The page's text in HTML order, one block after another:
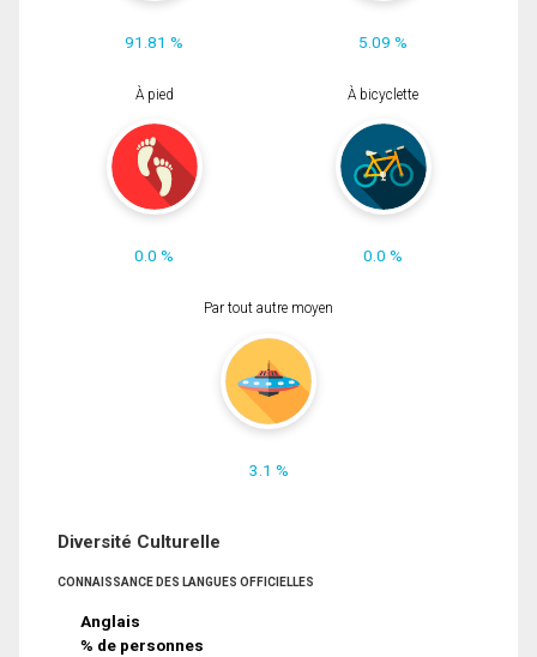
91.81 % 5.09 %
À pied
0.0 %
À bicyclette
0.0 %
Par tout autre moyen
3.1 %
Diversité Culturelle
CONNAISSANCE DES LANGUES OFFICIELLES
Anglais
% de personnes